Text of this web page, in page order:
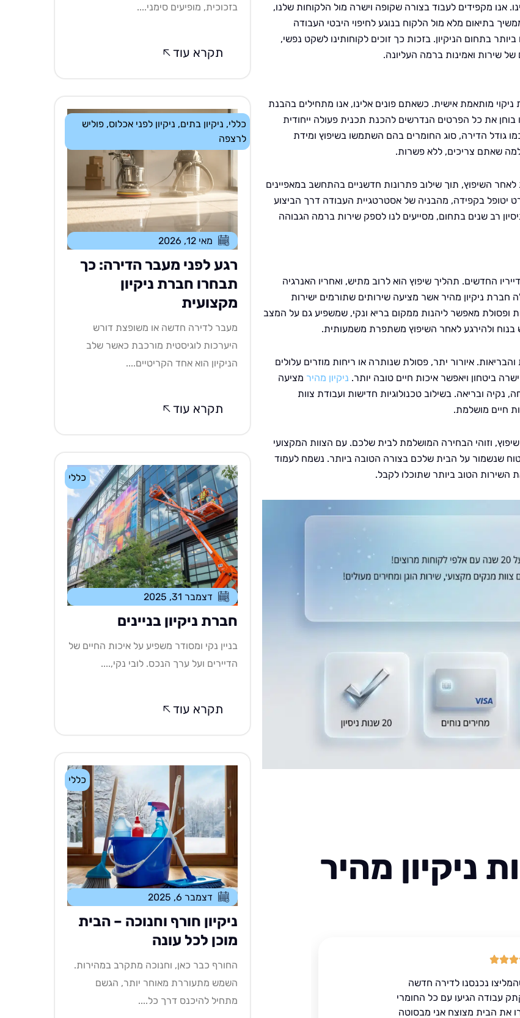
אנו מקפידים לעבוד בצורה שקופה וישרה מול הלקוחות שלנו,
בתיאום מלא מול הלקוח בנוגע לחיפוי היבטי העבודה
בתחום הניקיון. בזכות כך זוכים לקוחותינו לשקט נפשי,
שירות ואמינות ברמה העליונה.
ניקוי מותאמת אישית. כשאתם פונים אלינו, אנו מתחילים בהבנת
בוחן את כל הפרטים הנדרשים להכנת תכנית פעולה ייחודית
גודל הדירה, סוג החומרים בהם השתמשו בשיפוץ ומידת
שאתם צריכים, ללא פשרות.
השיפוץ, תוך שילוב פתרונות חדשניים בהתחשב במאפיינים
יטופל בקפידה, מהבניה של אסטרטגיית העבודה דרך הביצוע
רב שנים בתחום, מסייעים לנו לספק שירות ברמה הגבוהה
החדשים. תהליך שיפוץ הוא לרוב מתיש, ואחריו האנרגיה
חברת ניקיון מהיר אשר מציעה שירותים שתורמים ישירות
ופסולת מאפשר ליהנות ממקום בריא ונקי, שמשפיע גם על המצב
בנוח ולהירגע לאחר השיפוץ משתפרת משמעותית.
איורור יתר, פסולת שנותרה או ריחות מוזרים עלולים
ביטחון ויאפשר איכות חיים טובה יותר. ניקיון מהיר מציעה
ובריאה. בשילוב טכנולוגיות חדישות ועבודת צוות
חיים מושלמת.
וזוהי הבחירה המושלמת לבית שלכם. עם הצוות המקצועי
שנשמור על הבית שלכם בצורה הטובה ביותר. נשמח לעמוד
השירות הטוב ביותר שתוכלו לקבל.
ניקיון מהיר
נכנסנו לדירה חדשה
עבודה הגיעו עם כל החומרי
את הבית מצוצח אני מבסוטה
בזכוכית, מופיעים סימני....
תקרא עוד
כללי, ניקיון בתים, ניקיון לפני אכלוס,פוליש
לרצפה
מאי 12, 2026
רגע לפני מעבר הדירה: כך
תבחרו חברת ניקיון
מקצועית
מעבר לדירה חדשה או משופצת דורש
היערכות לוגיסטית מורכבת כאשר שלב
הניקיון הוא אחד הקריטיים....
תקרא עוד
כללי
דצמבר 31, 2025
חברת ניקיון בניינים
בניין נקי ומסודר משפיע על איכות החיים של
הדיירים ועל ערך הנכס. לובי נקי,....
תקרא עוד
כללי
דצמבר 6, 2025
ניקיון חורף וחנוכה – הבית
מוכן לכל עונה
החורף כבר כאן, וחנוכה מתקרב במהירות.
השמש מתעוררת מאוחר יותר, הגשם
מתחיל להיכנס דרך כל....